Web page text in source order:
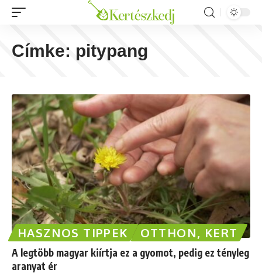
Címke: pitypang
HASZNOS TIPPEK OTTHON, KERT
A legtöbb magyar kiírtja ez a gyomot, pedig ez tényleg
aranyat ér